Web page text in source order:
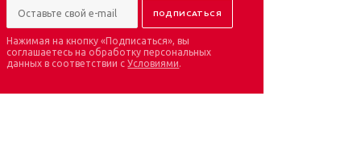
Нажимая на кнопку «Подписаться», вы
соглашаетесь на обработку персональных
данных в соответствии сУсловиями.